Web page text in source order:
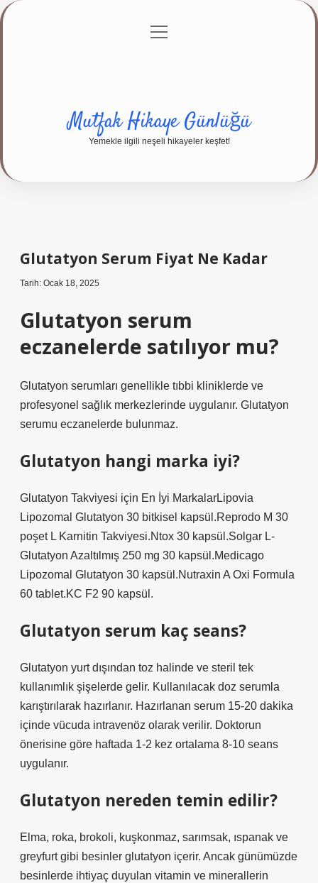
Gizlilik Politikası
menüyü
Mutfak Hikaye Günlüğü
Yemekle ilgili neşeli hikayeler keşfet!
Glutatyon Serum Fiyat Ne Kadar
Tarih: Ocak 18, 2025
Glutatyon serum
eczanelerde satılıyor mu?
Glutatyon serumları genellikle tıbbi kliniklerde ve
profesyonel sağlık merkezlerinde uygulanır. Glutatyon
serumu eczanelerde bulunmaz.
Glutatyon hangi marka iyi?
Glutatyon Takviyesi için En İyi MarkalarLipovia
Lipozomal Glutatyon 30 bitkisel kapsül.Reprodo M 30
poşet L Karnitin Takviyesi.Ntox 30 kapsül.Solgar L-
Glutatyon Azaltılmış 250 mg 30 kapsül.Medicago
Lipozomal Glutatyon 30 kapsül.Nutraxin A Oxi Formula
60 tablet.KC F2 90 kapsül.
Glutatyon serum kaç seans?
Glutatyon yurt dışından toz halinde ve steril tek
kullanımlık şişelerde gelir. Kullanılacak doz serumla
karıştırılarak hazırlanır. Hazırlanan serum 15-20 dakika
içinde vücuda intravenöz olarak verilir. Doktorun
önerisine göre haftada 1-2 kez ortalama 8-10 seans
uygulanır.
Glutatyon nereden temin edilir?
Elma, roka, brokoli, kuşkonmaz, sarımsak, ıspanak ve
greyfurt gibi besinler glutatyon içerir. Ancak günümüzde
besinlerde ihtiyaç duyulan vitamin ve minerallerin